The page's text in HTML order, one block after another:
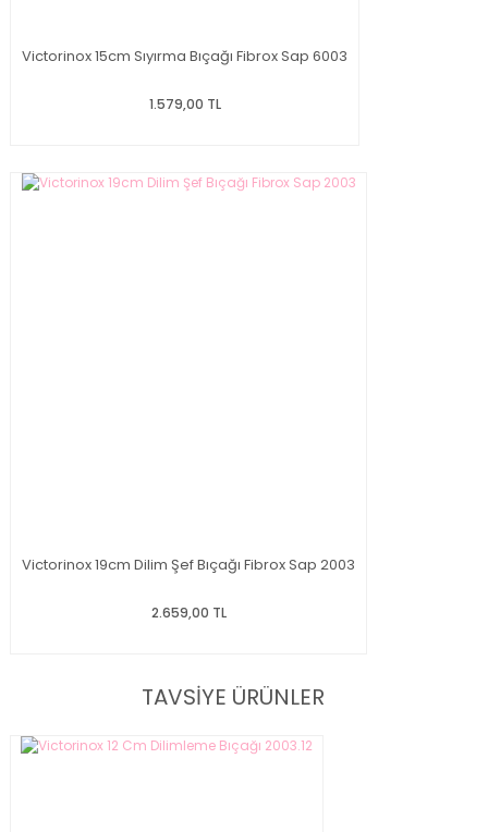
Victorinox 15cm Sıyırma Bıçağı Fibrox Sap 6003
1.579,00 TL
Victorinox 19cm Dilim Şef Bıçağı Fibrox Sap 2003
2.659,00 TL
TAVSİYE ÜRÜNLER